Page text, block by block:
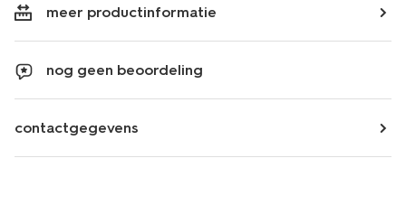
meer productinformatie
nog geen beoordeling
contactgegevens